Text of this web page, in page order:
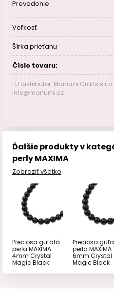
Prevedenie
Veľkosť
Šírka prieťahu
Číslo tovaru:
EU distributor: Manumi Crafts
info@manumi.cz
Ďalšie produkty v
perly MAXIMA
Zobraziť všetko
Preciosa guľatá
perla MAXIMA
4mm Crystal
Magic Black
Preciosa
perla MAXIMA
6mm Crystal
Magic Black